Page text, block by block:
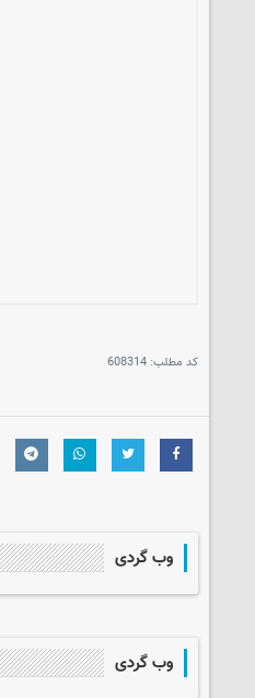
کد مطلب: 608314
وب گردی
وب گردی